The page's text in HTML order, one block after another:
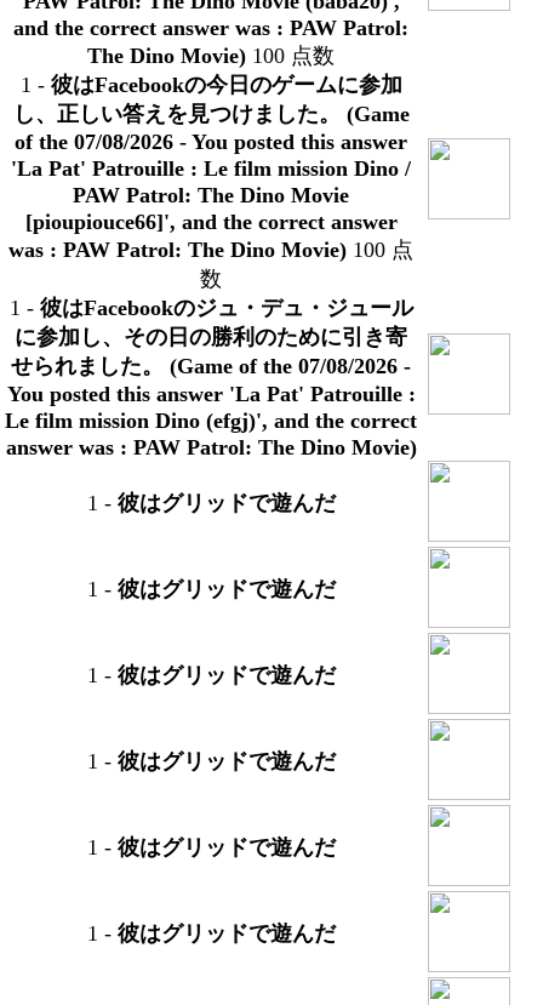
and the correct answer was : PAW Patrol:
The Dino Movie) 100 点数
1 - 彼はFacebookの今日のゲームに参加
し、正しい答えを見つけました。 (Game
of the 07/08/2026 - You posted this answer
'La Pat' Patrouille : Le film mission Dino /
PAW Patrol: The Dino Movie
[pioupiouce66]', and the correct answer
was : PAW Patrol: The Dino Movie) 100 点
数
1 - 彼はFacebookのジュ・デュ・ジュール
に参加し、その日の勝利のために引き寄
せられました。 (Game of the 07/08/2026 -
You posted this answer 'La Pat' Patrouille :
Le film mission Dino (efgj)', and the correct
answer was : PAW Patrol: The Dino Movie)
1 - 彼はグリッドで遊んだ
1 - 彼はグリッドで遊んだ
1 - 彼はグリッドで遊んだ
1 - 彼はグリッドで遊んだ
1 - 彼はグリッドで遊んだ
1 - 彼はグリッドで遊んだ